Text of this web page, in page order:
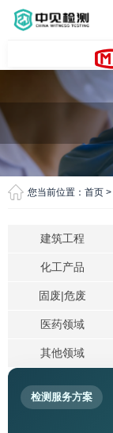
您当前位置： 首页 >
建筑工程
化工产品
固废|危废
医药领域
其他领域
检测服务方案